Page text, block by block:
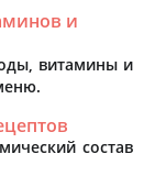
и
витамины и
состав